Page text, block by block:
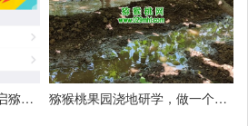
猕猴 猕猴桃果园浇地研学，做一个小
小猕猴桃专家